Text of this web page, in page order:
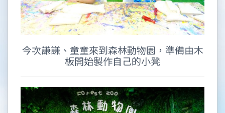
今次謙謙、童童來到森林動物園，準備由木
板開始製作自己的小凳